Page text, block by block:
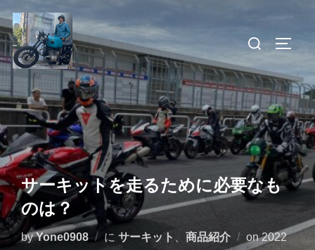
コ
ン
ン
ツ
へ
ス
キ
ッ
プ
検
対
象:
サーキットを走るために必要なも
のは？
byYone0908 に サーキット 商品紹介 on投
2022